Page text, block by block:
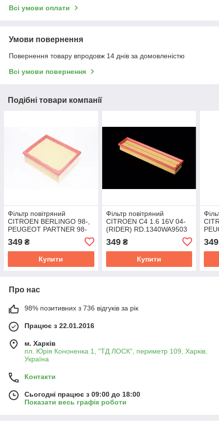
Всі умови оплати
Умови повернення
Повернення товару впродовж 14 днів за домовленістю
Всі умови повернення
Подібні товари компанії
Фільтр повітряний
CITROEN BERLINGO 98-,
PEUGEOT PARTNER 98-
(RIDER) RD.1340WA9409
349 ₴
Купити
Фільтр повітряний
CITROEN C4 1.6 16V 04-
(RIDER) RD.1340WA9503
349₴
Купити
349
Про нас
98% позитивних з 736 відгуків за рік
Працює з 22.01.2016
м. Харків
пл. Юрія Кононенка 1, "ТД ЛОСК", периметр 109, Харків,
Україна
Контакти
Сьогодні працює з 09:00 до 18:00
Показати весь графік роботи